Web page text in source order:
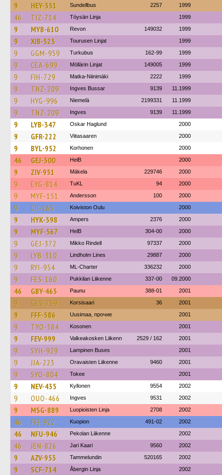
9 HEY-351 Sundellbus 2257 1999
46 TIZ-714 Töysän Linja 1999
9 MYB-610 Revon 149032 1999
9 XIB-525 Tourusen Linjat 1999
9 GGM-959 Turkubus 162-99 1999
9 CEA-699 Möllärin Linjat 149005 1999
9 FIH-729 Matka-Niinimäki 2222 1999
9 TNZ-209 Ingves Bussar 9139 11.1999
9 HYG-996 Niemelä 2199331 11.1999
9 TNZ-209 Ingves 9139 11.1999
9 LYB-347 Oskar Haglund 2000
9 GFR-222 Viitasaaren 2000
9 BYL-952 Korhonen 2000
46 GEJ-300 HelB 2000
9 ZIV-951 Mäkela 229746 2000
9 EYG-814 TuKL 94 2000
9 MYF-151 Andersson 100 2000
9 CIJ-165 Koiviston Oulu 2000
9 HYK-398 Ampers 2376 2000
9 MYF-567 HelB 304-00 2000
9 GEJ-372 Mikko Rindell 97337 2000
9 LYB-310 Lindholm Lines 29887 2000
9 RYI-954 ML-Charter 336232 2000
9 FES-160 Pukkilan Liikenne 337-00 09.2000
46 GBY-463 Paunu 388-01 2001
9 GEV-759 Korsisaari 36 2001
9 FFF-586 Uusimaa, прочие 2001
9 TYO-584 Kosonen 2001
9 FEV-999 Valkeakosken Liikenn 2529 / 162 2001
9 SYH-929 Lampinen Buses 2001
9 JJA-223 Oravaisten Liikenne 9460 2001
9 SYO-804 Tokee 2001
9 NEV-435 Kyllonen 9554 2002
9 OUO-466 Ingves 9531 2002
9 MSG-889 Luopioisten Linja 2708 2002
46 FFJ-922 Kuopion 491-02 2002
46 NFU-946 Pekolan Liikenne 2002
46 JEN-826 Jari Kaari 9560 2002
9 AZV-953 Tammelundin 520165 2002
9 SCF-714 Åbergin Linja 2002